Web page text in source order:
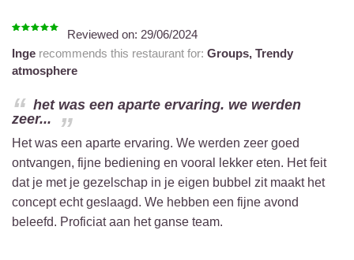
Reviewed on: 29/06/2024
Inge recommends this restaurant for: Groups, Trendy
atmosphere
het was een aparte ervaring. we werden
zeer...
Het was een aparte ervaring. We werden zeer goed
ontvangen, fijne bediening en vooral lekker eten. Het feit
dat je met je gezelschap in je eigen bubbel zit maakt het
concept echt geslaagd. We hebben een fijne avond
beleefd. Proficiat aan het ganse team.